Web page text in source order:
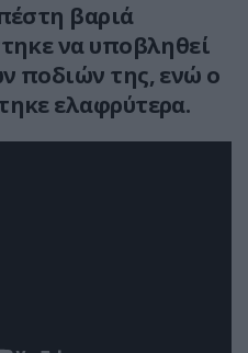
βαριά
να υποβληθεί
ποδιών της, ενώ ο
ελαφρύτερα.